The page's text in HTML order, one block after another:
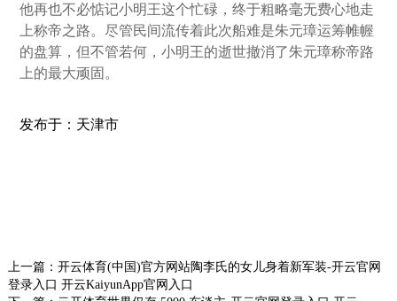
他再也不必惦记小明王这个忙碌，终于粗略毫无费心地走
上称帝之路。尽管民间流传着此次船难是朱元璋运筹帷幄
的盘算，但不管若何，小明王的逝世撤消了朱元璋称帝路
上的最大顽固。
发布于：天津市
上一篇： 开云体育(中国)官方网站陶李氏的女儿身着新军装-开云官网
登录入口 开云KaiyunApp官网入口